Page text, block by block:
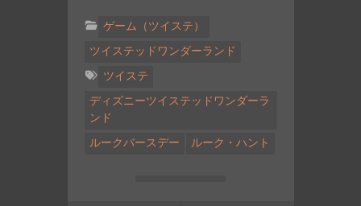
ゲーム（ツイステ）
ツイステッドワンダーランド
ツイステ
ディズニーツイステッドワンダーラ
ンド
ルークバースデー ルーク・ハント